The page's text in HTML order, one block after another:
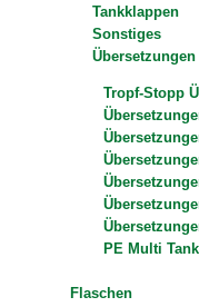
Tankklappen
Sonstiges
Übersetzungen
Tropf-Stopp
PE Multi
Flaschen